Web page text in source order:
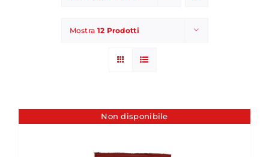
Mostra 12 Prodotti
Non disponibile